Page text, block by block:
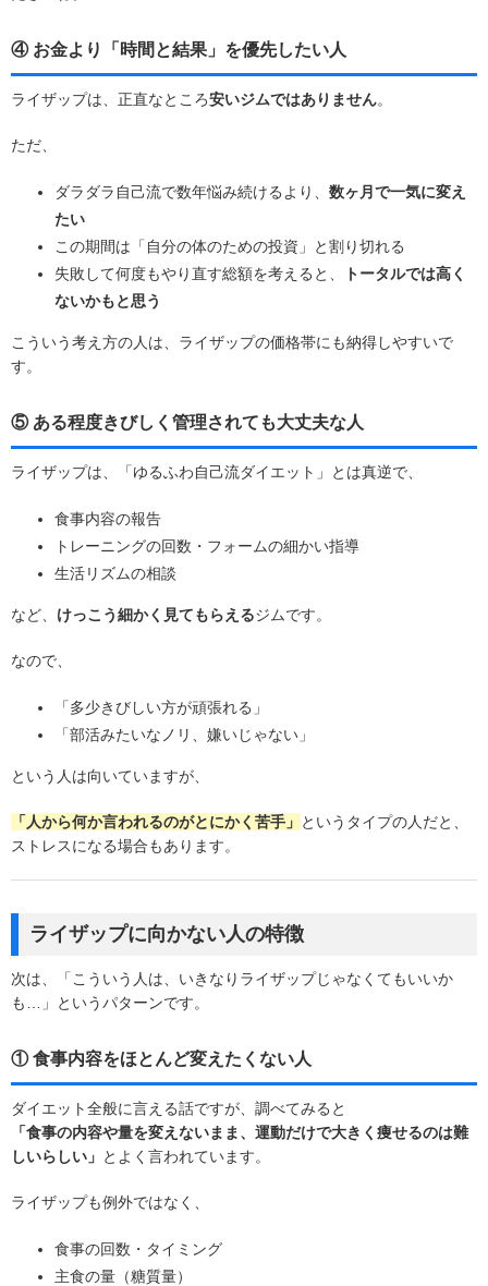
④ お金より「時間と結果」を優先したい人
ライザップは、正直なところ安いジムではありません。
ただ、
ダラダラ自己流で数年悩み続けるより、 数ヶ月で一気に変え
たい
この期間は「自分の体のための投資」と割り切れる
失敗して何度もやり直す総額を考えると、
トータルでは高く
ないかもと思う
こういう考え方の人は、ライザップの価格帯にも納得しやすいで
す。
⑤ ある程度きびしく管理されても大丈夫な人
ライザップは、「ゆるふわ自己流ダイエット」とは真逆で、
食事内容の報告
トレーニングの回数・フォームの細かい指導
生活リズムの相談
など、 けっこう細かく見てもらえるジムです。
なので、
「多少きびしい方が頑張れる」
「部活みたいなノリ、嫌いじゃない」
という人は向いていますが、
「人から何か言われるのがとにかく苦手」 というタイプの人だと、
ストレスになる場合もあります。
ライザップに向かない人の特徴
次は、「こういう人は、いきなりライザップじゃなくてもいいか
も…」というパターンです。
① 食事内容をほとんど変えたくない人
ダイエット全般に言える話ですが、調べてみると
「食事の内容や量を変えないまま、運動だけで大きく痩せるのは難
しいらしい」 とよく言われています。
ライザップも例外ではなく、
食事の回数・タイミング
主食の量（糖質量）